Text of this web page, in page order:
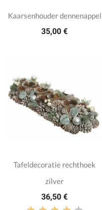
Kaarsenhouder dennenappel
35,00 €
Tafeldecoratie rechthoek
zilver
36,50 €